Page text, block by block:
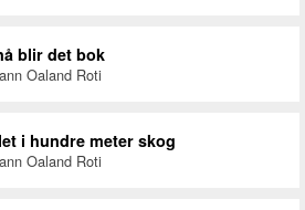
blir det bok
Oaland Roti
i hundre meter skog
Oaland Roti